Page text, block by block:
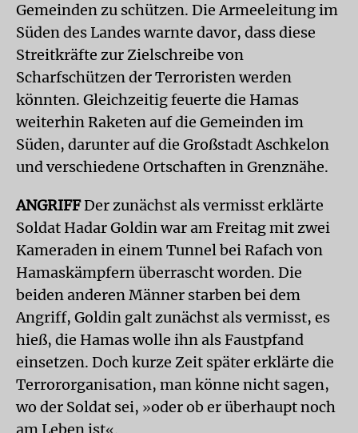
Gemeinden zu schützen. Die Armeeleitung im
Süden des Landes warnte davor, dass diese
Streitkräfte zur Zielschreibe von
Scharfschützen der Terroristen werden
könnten. Gleichzeitig feuerte die Hamas
weiterhin Raketen auf die Gemeinden im
Süden, darunter auf die Großstadt Aschkelon
und verschiedene Ortschaften in Grenznähe.
ANGRIFFDer zunächst als vermisst erklärte
Soldat Hadar Goldin war am Freitag mit zwei
Kameraden in einem Tunnel bei Rafach von
Hamaskämpfern überrascht worden. Die
beiden anderen Männer starben bei dem
Angriff, Goldin galt zunächst als vermisst, es
hieß, die Hamas wolle ihn als Faustpfand
einsetzen. Doch kurze Zeit später erklärte die
Terrororganisation, man könne nicht sagen,
wo der Soldat sei, »oder ob er überhaupt noch
«